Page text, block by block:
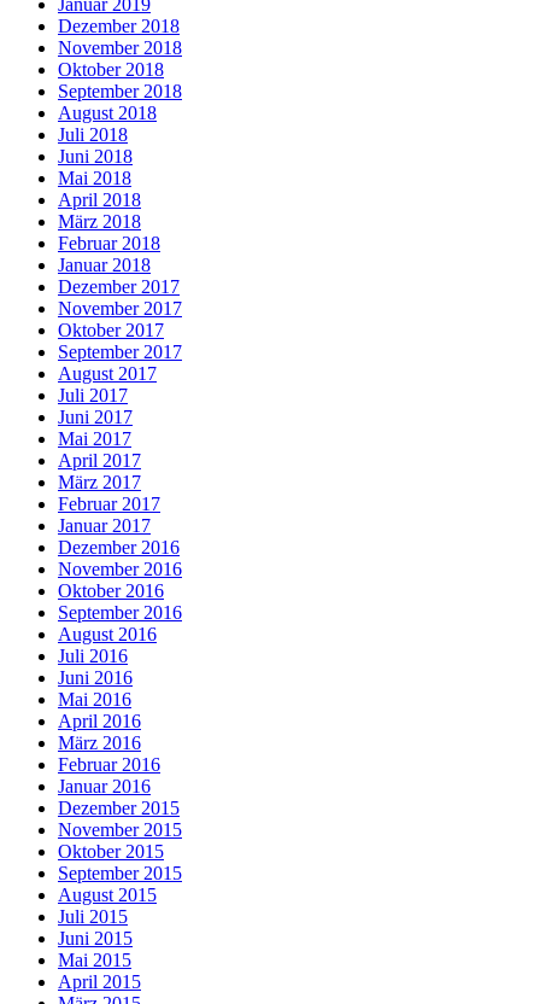
Dezember 2018
November 2018
Oktober 2018
September 2018
August 2018
Juli 2018
Juni 2018
Mai 2018
April 2018
März 2018
Februar 2018
Januar 2018
Dezember 2017
November 2017
Oktober 2017
September 2017
August 2017
Juli 2017
Juni 2017
Mai 2017
April 2017
März 2017
Februar 2017
Januar 2017
Dezember 2016
November 2016
Oktober 2016
September 2016
August 2016
Juli 2016
Juni 2016
Mai 2016
April 2016
März 2016
Februar 2016
Januar 2016
Dezember 2015
November 2015
Oktober 2015
September 2015
August 2015
Juli 2015
Juni 2015
Mai 2015
April 2015